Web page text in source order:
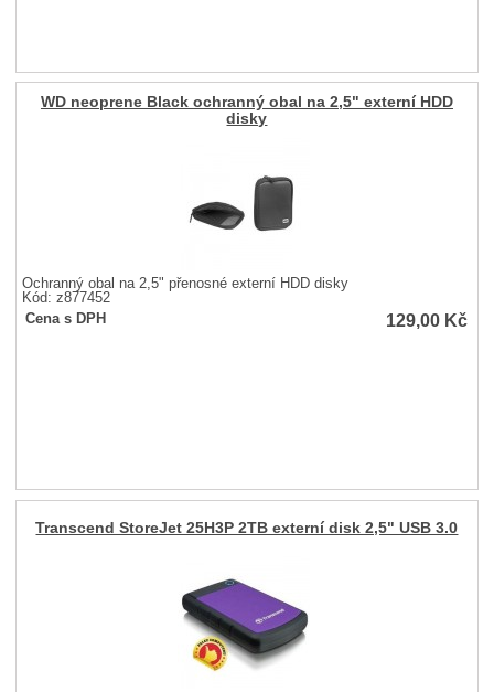
WD neoprene Black ochranný obal na 2,5" externí HDD
disky
Ochranný obal na 2,5" přenosné externí HDD disky
Kód: z877452
Cena s DPH
129,00 Kč
Transcend StoreJet 25H3P 2TB externí disk 2,5" USB 3.0